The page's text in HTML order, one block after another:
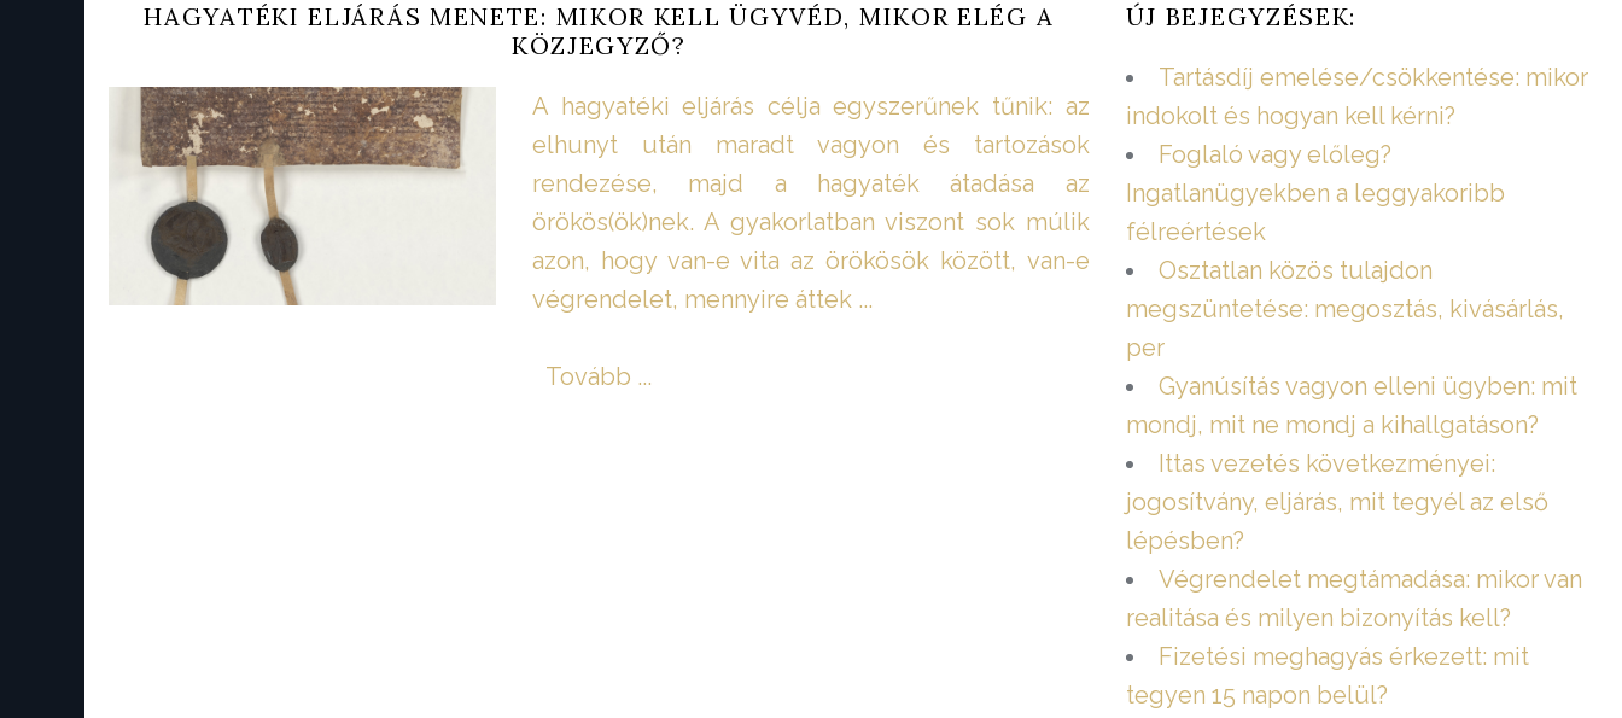
HAGYATÉKI ELJÁRÁS MENETE: MIKOR KELL ÜGYVÉD, MIKOR ELÉG A
KÖZJEGYZŐ?
A hagyatéki eljárás célja egyszerűnek tűnik: az
elhunyt után maradt vagyon és tartozások
rendezése, majd a hagyaték átadása az
örökös(ök)nek. A gyakorlatban viszont sok múlik
azon, hogy van-e vita az örökösök között, van-e
végrendelet, mennyire áttek ...
Tovább ...
ÚJ BEJEGYZÉSEK:
Tartásdíj emelése/csökkentése: mikor
indokolt és hogyan kell kérni?
Foglaló vagy előleg?
Ingatlanügyekben a leggyakoribb
félreértések
Osztatlan közös tulajdon
megszüntetése: megosztás, kivásárlás,
per
Gyanúsítás vagyon elleni ügyben: mit
mondj, mit ne mondj a kihallgatáson?
Ittas vezetés következményei:
jogosítvány, eljárás, mit tegyél az első
lépésben?
Végrendelet megtámadása: mikor van
realitása és milyen bizonyítás kell?
Fizetési meghagyás érkezett: mit
tegyen 15 napon belül?